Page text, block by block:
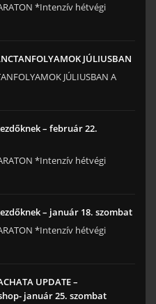
*Intenzív hétvégi
JÚLIUSBAN
JÚLIUSBAN A
– február 22.
*Intenzív hétvégi
– január 18. szombat
*Intenzív hétvégi
UPDATE –
január 25. szombat